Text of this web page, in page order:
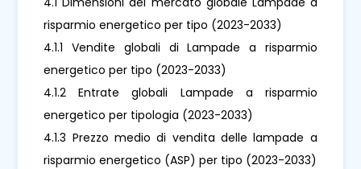
risparmio energetico per tipo (2023-2033)
4.1.1 Vendite globali di Lampade a risparmio
energetico per tipo (2023-2033)
4.1.2 Entrate globali Lampade a risparmio
energetico per tipologia (2023-2033)
4.1.3 Prezzo medio di vendita delle lampade a
risparmio energetico (ASP) per tipo (2023-2033)